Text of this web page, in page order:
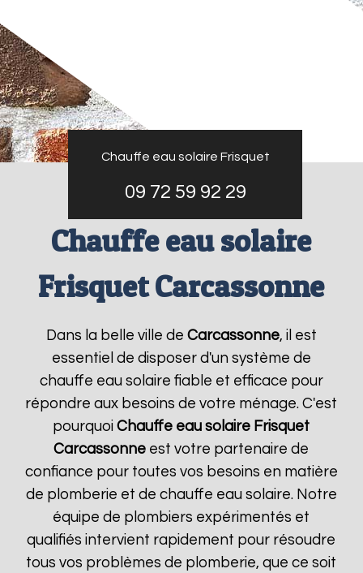
Chauffe eau solaire Frisquet
09 72 59 92 29
Chauffe eau solaire
Frisquet Carcassonne
Dans la belle ville de Carcassonne, il est
essentiel de disposer d'un système de
chauffe eau solaire fiable et efficace pour
répondre aux besoins de votre ménage. C'est
pourquoiChauffe eau solaire Frisquet
Carcassonne est votre partenaire de
confiance pour toutes vos besoins en matière
de plomberie et de chauffe eau solaire. Notre
équipe de plombiers expérimentés et
qualifiés intervient rapidement pour résoudre
tous vos problèmes de plomberie, que ce soit